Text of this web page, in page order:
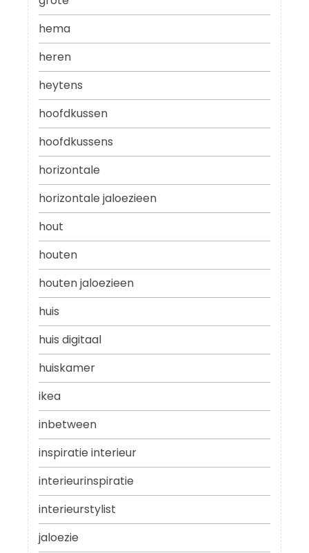
hema
heren
heytens
hoofdkussen
hoofdkussens
horizontale
horizontale jaloezieen
hout
houten
houten jaloezieen
huis
huis digitaal
huiskamer
ikea
inbetween
inspiratie interieur
interieurinspiratie
interieurstylist
jaloezie